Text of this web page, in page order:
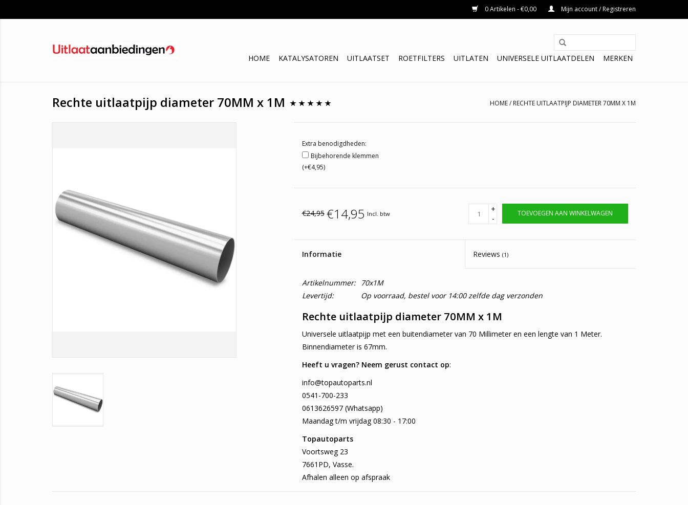
0 Artikelen - €0,00 Mijn account / Registreren
HOME KATALYSATOREN UITLAATSET ROETFILTERS UITLATEN UNIVERSELE UITLAATDELEN MERKEN
Rechte uitlaatpijp diameter 70MM x 1M HOME/ RECHTE UITLAATPIJP DIAMETER 70MM X 1M
Extra benodigdheden:
Bijbehorende klemmen
(+€4,95)
€24,95 €14,95 Incl. btw
+
-
TOEVOEGEN AAN WINKELWAGEN
Informatie Reviews(1)
Artikelnummer:
70x1M
Levertijd:
Op voorraad, bestel voor 14:00 zelfde dag verzonden
Rechte uitlaatpijp diameter 70MM x 1M
Universele uitlaatpijp met een buitendiameter van 70 Millimeter en een lengte van 1 Meter.
Binnendiameter is 67mm.
Heeft u vragen? Neem gerust contact op:
info@topautoparts.nl
0541-700-233
0613626597 (Whatsapp)
Maandag t/m vrijdag 08:30 - 17:00
Topautoparts
Voortsweg 23
7661PD, Vasse.
Afhalen alleen op afspraak